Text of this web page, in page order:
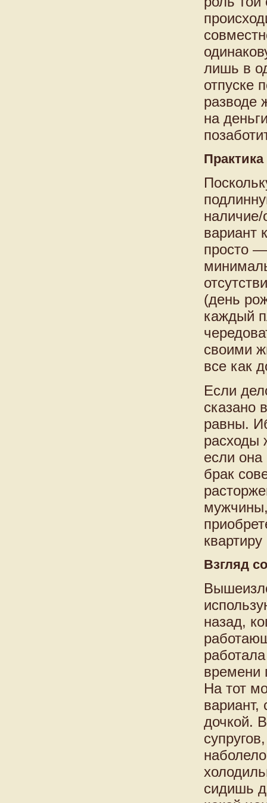
лишь в
отпуске
разводе
на
Практика
наличие/
вариант
просто —
(день
каждый
своими
все как
Если
сказано
равны.
расходы
если она
брак
Взгляд
назад,
времени
На тот
дочкой.
сидишь